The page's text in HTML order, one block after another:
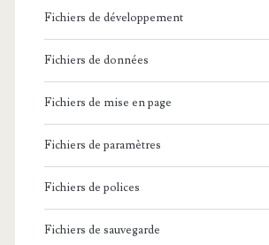
Fichiers de développement
Fichiers de données
Fichiers de mise en page
Fichiers de paramètres
Fichiers de polices
Fichiers de sauvegarde